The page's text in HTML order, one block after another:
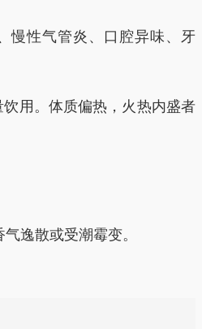
慢性气管炎、口腔异味、牙
用。体质偏热，火热内盛者
逸散或受潮霉变。